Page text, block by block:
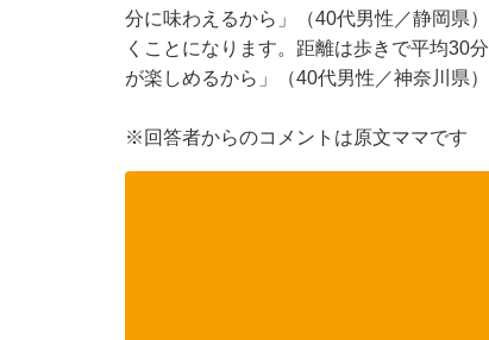
分に味わえるから」（40代男性／静岡県
くことになります。距離は歩きで平均30
が楽しめるから」（40代男性／神奈川県
※回答者からのコメントは原文ママです